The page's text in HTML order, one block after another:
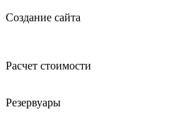
Создание сайта
Расчет стоимости
Резервуары